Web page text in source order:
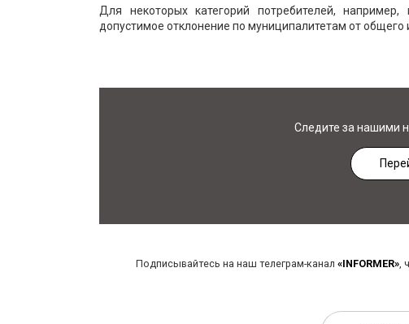
Для некоторых категорий потребителей,
допустимое отклонение по муниципалитетам от общего
Следите за нашими
Подписывайтесь на наш телеграм-канал «INFORMER»,